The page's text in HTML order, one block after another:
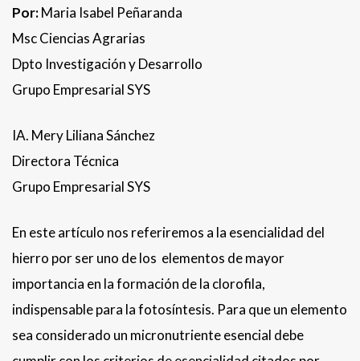
Por:Maria Isabel Peñaranda
Msc Ciencias Agrarias
Dpto Investigación y Desarrollo
Grupo Empresarial SYS
IA. Mery Liliana Sánchez
Directora Técnica
Grupo Empresarial SYS
En este artículo nos referiremos a la esencialidad del
hierro por ser uno de los elementos de mayor
importancia en la formación de la clorofila,
indispensable para la fotosíntesis. Para que un elemento
sea considerado un micronutriente esencial debe